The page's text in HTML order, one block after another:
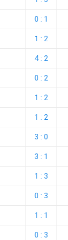
0 : 1
1 : 2
4 : 2
0 : 2
1 : 2
1 : 2
3 : 0
3 : 1
1 : 3
0 : 3
1 : 1
0 : 3